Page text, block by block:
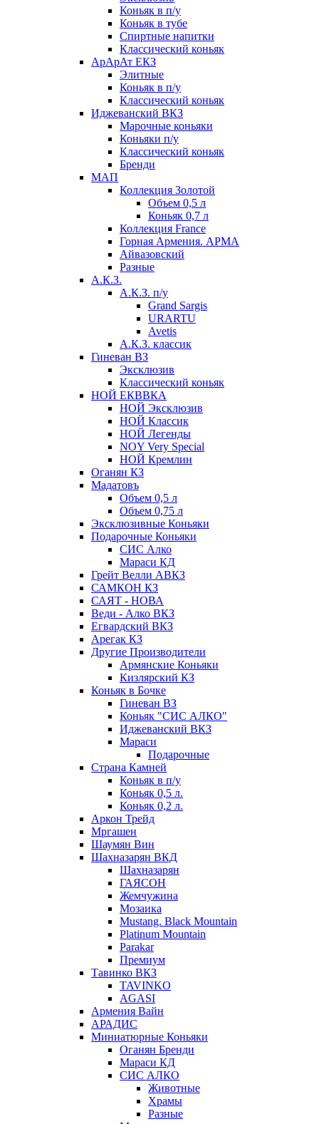
Коньяк в п/у
Коньяк в тубе
Спиртные напитки
Классический коньяк
АрАрАт ЕКЗ
Элитные
Коньяк в п/у
Классический коньяк
Иджеванский ВКЗ
Марочные коньяки
Коньяки п/у
Классический коньяк
Бренди
МАП
Коллекция Золотой
Объем 0,5 л
Коньяк 0,7 л
Коллекция France
Горная Армения. АРМА
Айвазовский
Разные
А.К.З.
А.К.З. п/у
Grand Sargis
URARTU
Avetis
А.К.З. классик
Гиневан ВЗ
Эксклюзив
Классический коньяк
НОЙ ЕКВВКА
НОЙ Эксклюзив
НОЙ Классик
НОЙ Легенды
NOY Very Speсial
НОЙ Кремлин
Оганян КЗ
Мадатовъ
Объем 0,5 л
Объем 0,75 л
Эксклюзивные Коньяки
Подарочные Коньяки
СИС Алко
Мараси КД
Грейт Велли АВКЗ
САМКОН КЗ
САЯТ - НОВА
Веди - Алко ВКЗ
Егвардский ВКЗ
Арегак КЗ
Другие Производители
Армянские Коньяки
Кизлярский КЗ
Коньяк в Бочке
Гиневан ВЗ
Коньяк "СИС АЛКО"
Иджеванский ВКЗ
Мараси
Подарочные
Страна Камней
Коньяк в п/у
Коньяк 0,5 л.
Коньяк 0,2 л.
Аркон Трейд
Мргашен
Шаумян Вин
Шахназарян ВКД
Шахназарян
ГАЯСОН
Жемчужина
Мозаика
Mustang. Black Mountain
Platinum Mountain
Parakar
Премиум
Тавинко ВКЗ
TAVINKO
AGASI
Армения Вайн
АРАДИС
Миниатюрные Коньяки
Оганян Бренди
Мараси КД
СИС АЛКО
Животные
Храмы
Разные